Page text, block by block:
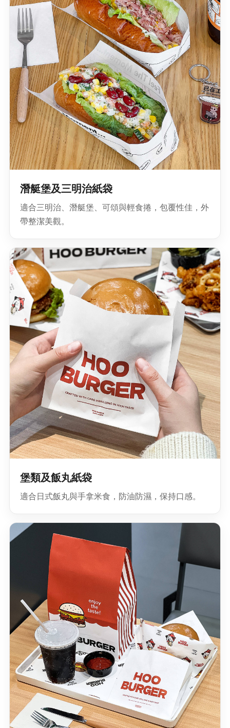
潛艇堡及三明治紙袋
適合三明治、潛艇堡、可頌與輕食捲，包覆性佳，外
帶整潔美觀。
堡類及飯丸紙袋
適合日式飯丸與手拿米食，防油防濕，保持口感。